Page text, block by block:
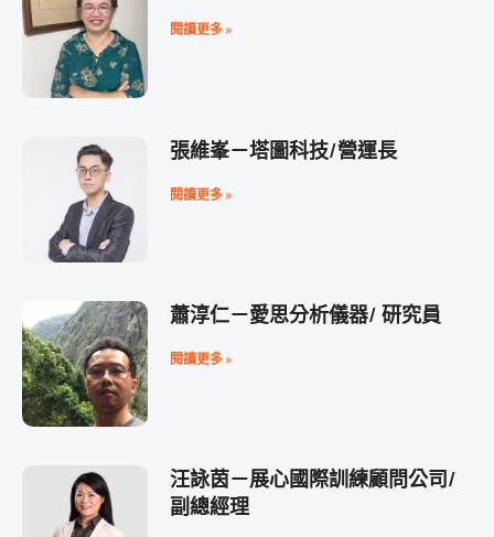
閱讀更多 »
張維峯－塔圖科技/營運長
閱讀更多 »
蕭淳仁－愛思分析儀器/ 研究員
閱讀更多 »
汪詠茵－展心國際訓練顧問公司/
副總經理